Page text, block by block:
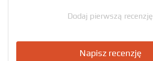
Dodaj pierwszą recenzję
Napisz recenzję